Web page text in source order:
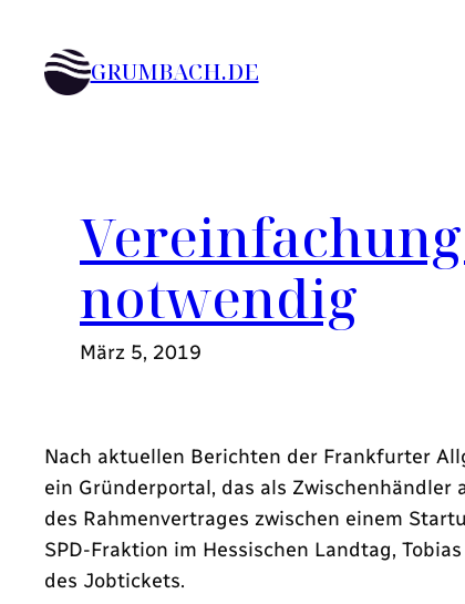
Inhalt
springenGRUMBACH.DE
notwendig
März 5, 2019
Nach aktuellen Berichten der Frankfurter
ein Gründerportal, das als
des Rahmenvertrages zwischen einem
SPD-Fraktion im Hessischen Landtag,
des Jobtickets.